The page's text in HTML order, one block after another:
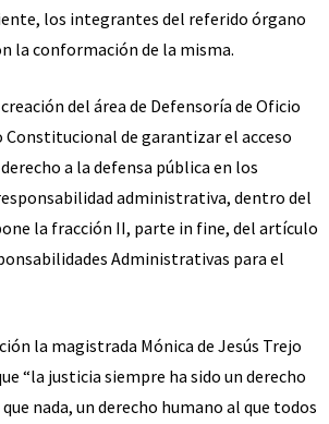
los integrantes del referido órgano
la conformación de la misma.
del área de Defensoría de Oficio
Constitucional de garantizar el acceso
a la defensa pública en los
administrativa, dentro del
la fracción II, parte in fine, del artículo
Administrativas para el
la magistrada Mónica de Jesús Trejo
“la justicia siempre ha sido un derecho
nada, un derecho humano al que todos